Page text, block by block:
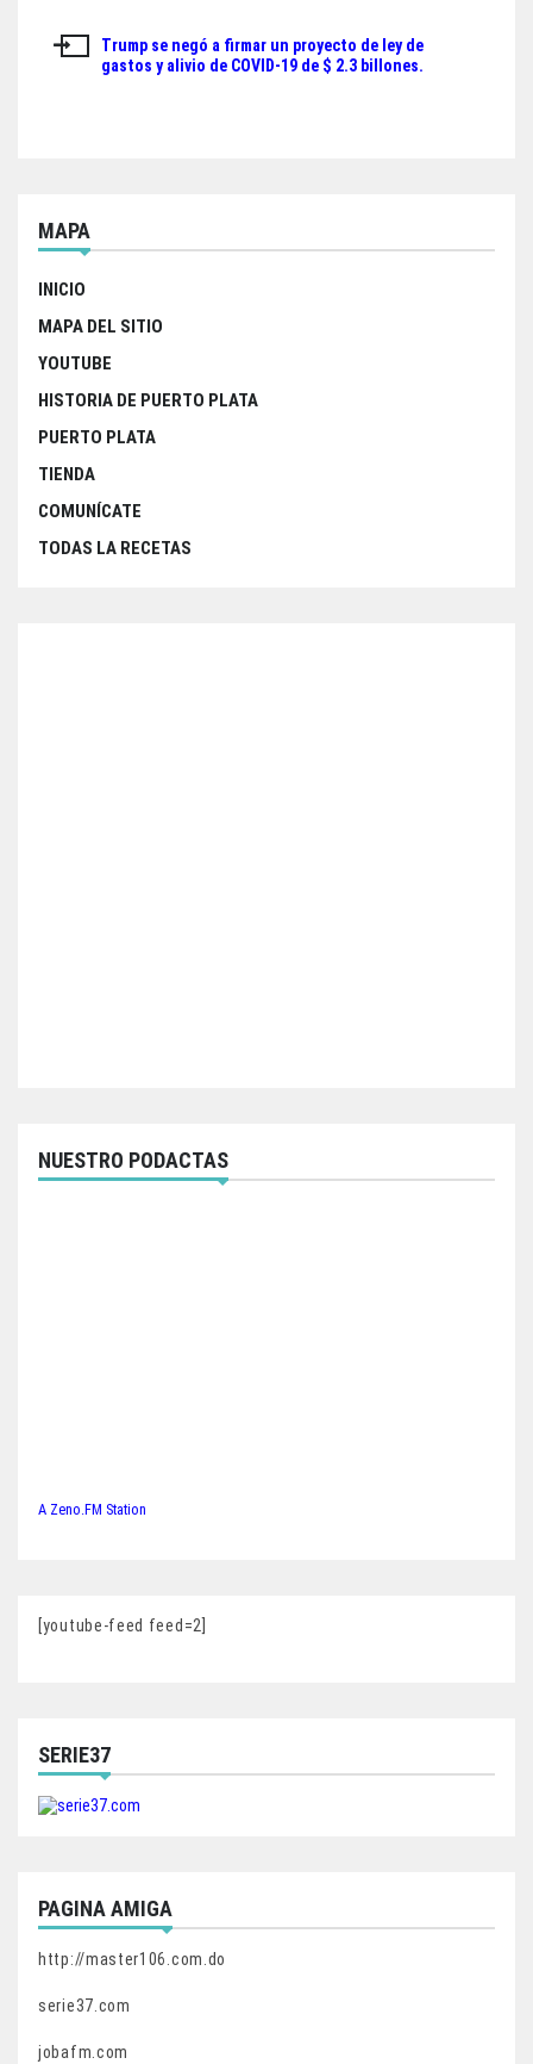
entradas
Trump se negó a firmar un proyecto de ley de
gastos y alivio de COVID-19 de $ 2.3 billones.
MAPA
INICIO
MAPA DEL SITIO
YOUTUBE
HISTORIA DE PUERTO PLATA
PUERTO PLATA
TIENDA
COMUNÍCATE
TODAS LA RECETAS
NUESTRO PODACTAS
A Zeno.FM Station
[youtube-feed feed=2]
SERIE37
PAGINA AMIGA
http://master106.com.do
serie37.com
jobafm.com